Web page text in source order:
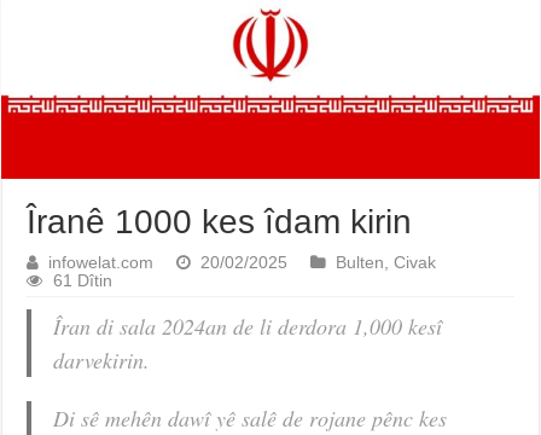
Îranê 1000 kes îdam kirin
infowelat.com 20/02/2025 Bulten,Civak
61 Dîtin
Îran di sala 2024an de li derdora 1,000 kesî
darvekirin.
Di sê mehên dawî yê salê de rojane pênc kes